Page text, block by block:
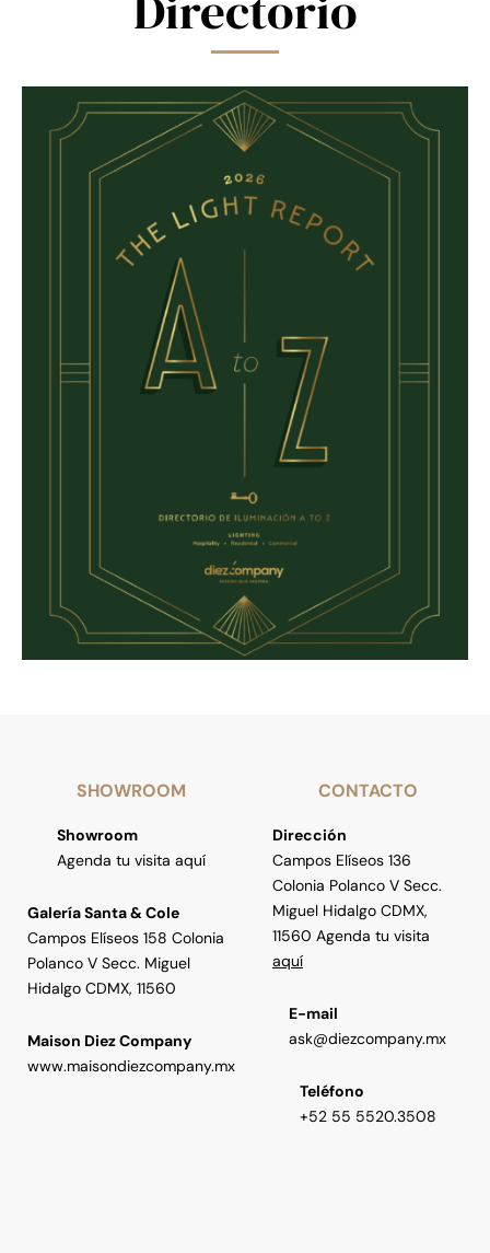
SHOWROOM
Showroom
Agenda tu visita aquí
Galería Santa & Cole
Campos Elíseos 158 Colonia
Polanco V Secc. Miguel
Hidalgo CDMX, 11560
Maison Diez Company
www.maisondiezcompany.mx
CONTACTO
Dirección
Campos Elíseos 136
Colonia Polanco V Secc.
Miguel Hidalgo CDMX,
11560 Agenda tu visita
aquí
E-mail
ask@diezcompany.mx
Teléfono
+52 55 5520.3508